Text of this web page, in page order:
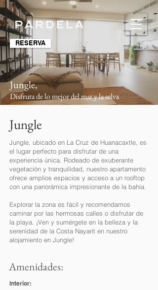
RESERVA
Jungle,
Disfruta de lo mejor del mar y la selva
Jungle
Jungle, ubicado en La Cruz de Huanacaxtle, es
el lugar perfecto para disfrutar de una
experiencia única. Rodeado de exuberante
vegetación y tranquilidad, nuestro apartamento
ofrece amplios espacios y acceso a un rooftop
con una panorámica impresionante de la bahía.
Explorar la zona es fácil y recomendamos
caminar por las hermosas calles o disfrutar de
la playa. ¡Ven y sumérgete en la belleza y la
serenidad de la Costa Nayarit en nuestro
alojamiento en Jungle!
Amenidades:
Interior: